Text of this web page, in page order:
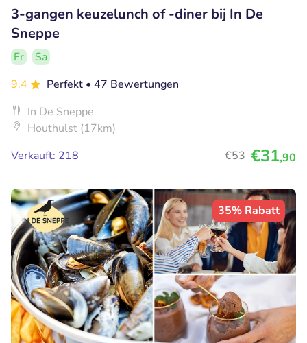
3-gangen keuzelunch of -diner bij In De
Sneppe
Fr
Sa
9.4
Perfekt • 47 Bewertungen
In De Sneppe
Houthulst (17km)
Verkauft: 218
€53 €31,90
35% Rabatt